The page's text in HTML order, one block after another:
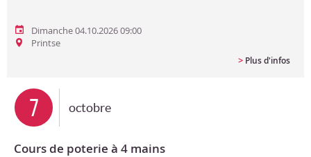
Dimanche 04.10.2026 09:00
Printse
> Plus d'infos
7 octobre
Cours de poterie à 4 mains